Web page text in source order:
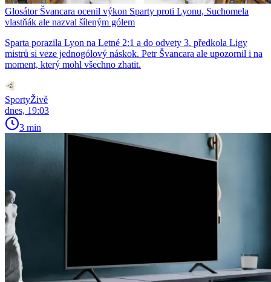
Glosátor Švancara ocenil výkon Sparty proti Lyonu, Suchomela
vlastňák ale nazval šíleným gólem
Sparta porazila Lyon na Letné 2:1 a do odvety 3. předkola Ligy
mistrů si veze jednogólový náskok. Petr Švancara ale upozornil i na
moment, který mohl všechno zhatit.
SportyŽivě
dnes, 19:03
3 min